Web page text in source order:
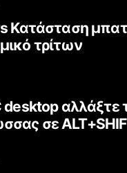
Κατάσταση
τρίτων
desktop αλλάξτε
σε